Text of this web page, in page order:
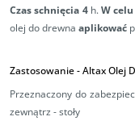
Czas schnięcia 4h.W
olej do drewna aplikować
Zastosowanie - AltaxOlej
Przeznaczony do
zewnątrz - stoły